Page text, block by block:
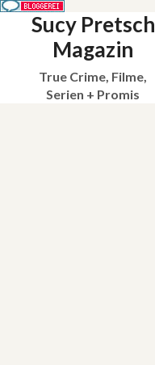
Sucy Pretsch
Magazin
True Crime, Filme,
Serien + Promis